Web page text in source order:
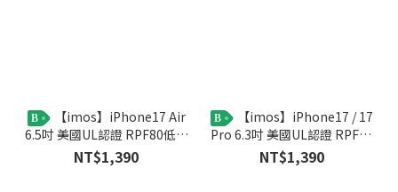
B
6.5吋 美國UL認證 RPF80低藍
光螢幕保護貼
NT$1,390
B
Pro 6.3吋 美國UL認證 RPF80
低藍光螢幕保護貼
NT$1,390